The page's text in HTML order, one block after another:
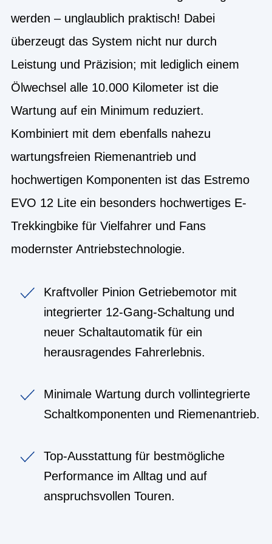
werden – unglaublich praktisch! Dabei
überzeugt das System nicht nur durch
Leistung und Präzision; mit lediglich einem
Ölwechsel alle 10.000 Kilometer ist die
Wartung auf ein Minimum reduziert.
Kombiniert mit dem ebenfalls nahezu
wartungsfreien Riemenantrieb und
hochwertigen Komponenten ist das Estremo
EVO 12 Lite ein besonders hochwertiges E-
Trekkingbike für Vielfahrer und Fans
modernster Antriebstechnologie.
Kraftvoller Pinion Getriebemotor mit
integrierter 12-Gang-Schaltung und
neuer Schaltautomatik für ein
herausragendes Fahrerlebnis.
Minimale Wartung durch vollintegrierte
Schaltkomponenten und Riemenantrieb.
Top-Ausstattung für bestmögliche
Performance im Alltag und auf
anspruchsvollen Touren.